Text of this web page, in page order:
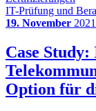
IT-Prüfung und
19. November 2021
Case
Option für